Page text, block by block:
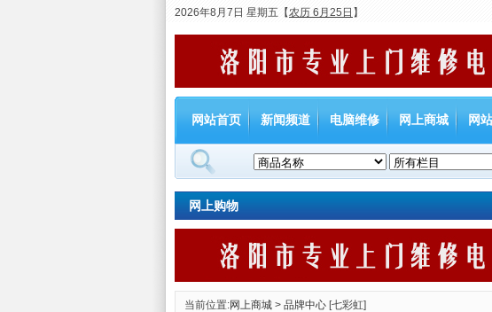
2026年8月7日 星期五 【农历 6月25日 】
网站首页 新闻频道 电脑维修 网上商城 网
网上购物
当前位置:网上商城 > 品牌中心 [七彩虹]